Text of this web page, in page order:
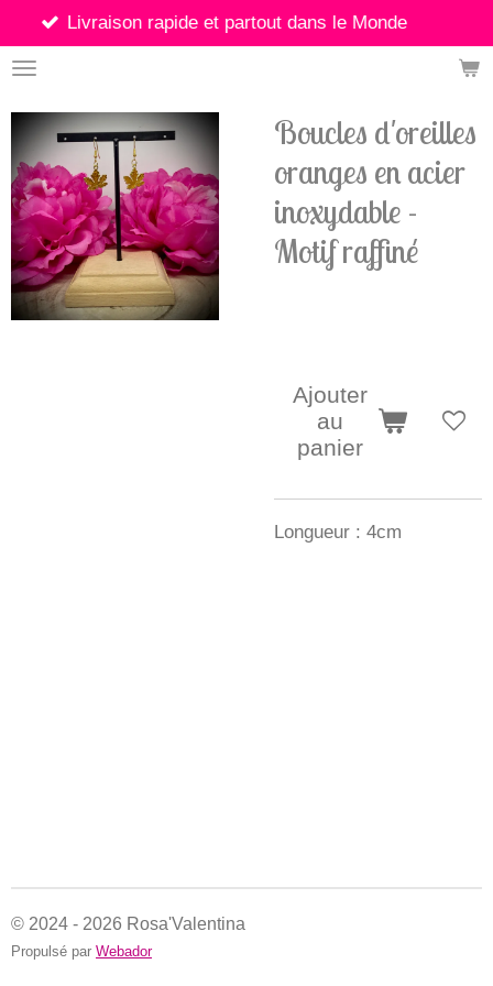
Passer
au
contenu
rapide et partout dans le Monde
Boucles d'oreilles
oranges en acier
inoxydable -
Motif raffiné
Ajouter
au
panier
Longueur : 4cm
© 2024 - 2026 Rosa'Valentina
Propulsé par Webador